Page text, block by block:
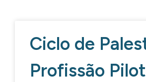
Ciclo de
Profissão